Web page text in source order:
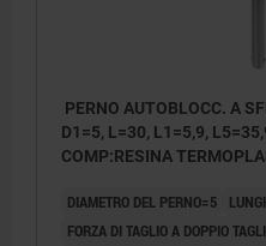
PERNO AUTOBLOCC. A
D1=5, L=30, L1=5,9,
COMP:RESINA
DIAMETRO DEL PERNO=5
FORZA DI TAGLIO A DOPPIO